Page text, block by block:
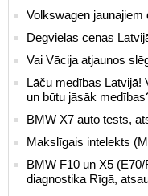
Volkswagen
Degvielas cenas
Vai Vācija atjaunos
Lāču medības Latvijā!
un būtu jāsāk
BMW X7 auto tests,
Makslīgais intelekts
BMW F10 un X5
diagnostika Rīgā,